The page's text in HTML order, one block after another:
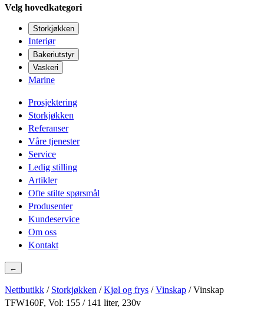
Velg hovedkategori
Storkjøkken
Interiør
Bakeriutstyr
Vaskeri
Marine
Prosjektering
Storkjøkken
Referanser
Våre tjenester
Service
Ledig stilling
Artikler
Ofte stilte spørsmål
Produsenter
Kundeservice
Om oss
Kontakt
←
Nettbutikk / Storkjøkken /Kjøl og frys /Vinskap / Vinskap
TFW160F, Vol: 155 / 141 liter, 230v